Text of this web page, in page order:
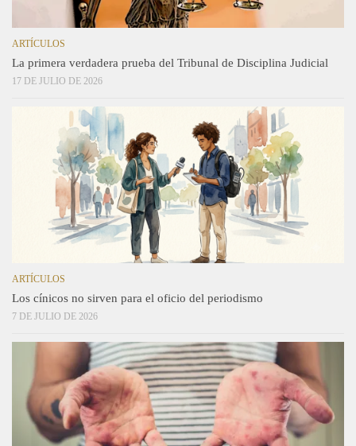
ARTÍCULOS
La primera verdadera prueba del Tribunal de Disciplina Judicial
17 DE JULIO DE 2026
ARTÍCULOS
Los cínicos no sirven para el oficio del periodismo
7 DE JULIO DE 2026